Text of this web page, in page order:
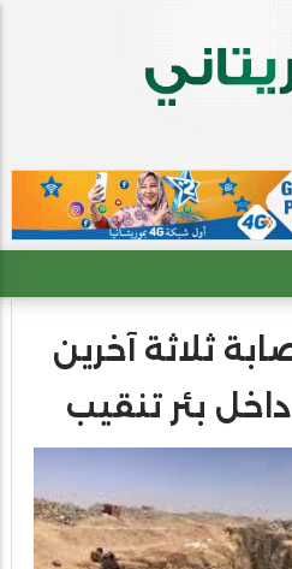
ثلاثة آخرين
بئر تنقيب